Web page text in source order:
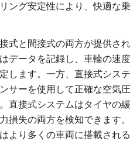
ング安定性により、快適な乗
式と間接式の両方が提供され
データを記録し、車輪の速度
します。一方、直接式システ
サーを使用して正確な空気圧
直接式システムはタイヤの緩
損失の両方を検知できます。
より多くの車両に搭載される